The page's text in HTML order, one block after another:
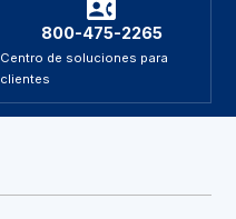
800-475-2265
Centro de soluciones para
clientes